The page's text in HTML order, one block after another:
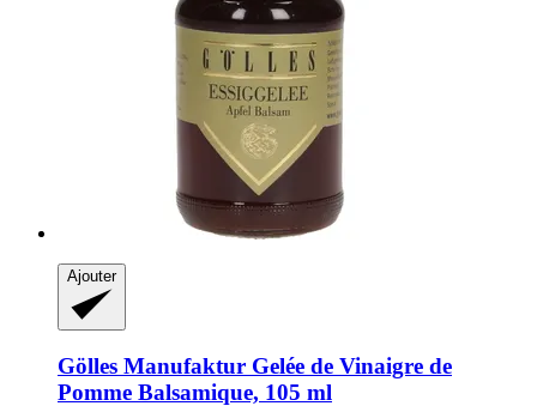
Ajouter
Gölles Manufaktur Gelée de Vinaigre de
Pomme Balsamique, 105 ml